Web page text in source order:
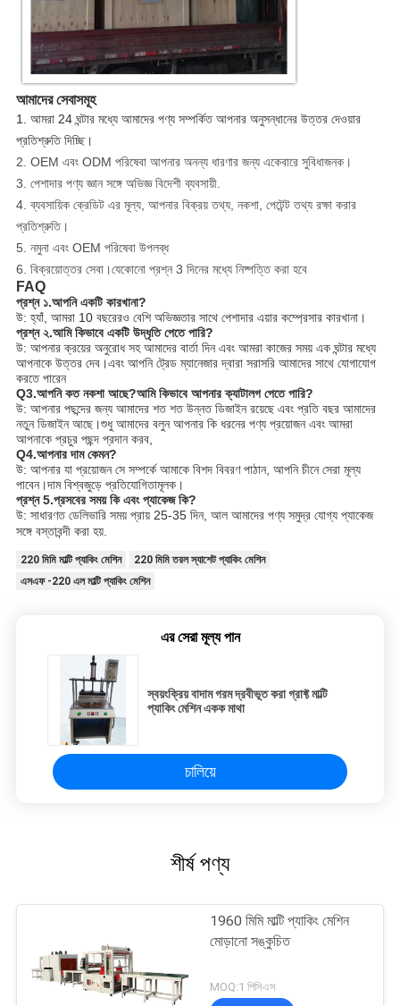
আমাদের সেবাসমূহ
1. আমরা 24 ঘন্টার মধ্যে আমাদের পণ্য সম্পর্কিত আপনার অনুসন্ধানের উত্তর দেওয়ার
প্রতিশ্রুতি দিচ্ছি।
2. OEM এবং ODM পরিষেবা আপনার অনন্য ধারণার জন্য একেবারে সুবিধাজনক।
3. পেশাদার পণ্য জ্ঞান সঙ্গে অভিজ্ঞ বিদেশী ব্যবসায়ী.
4. ব্যবসায়িক ক্রেডিট এর মূল্য, আপনার বিক্রয় তথ্য, নকশা, পেটেন্ট তথ্য রক্ষা করার
প্রতিশ্রুতি।
5. নমুনা এবং OEM পরিষেবা উপলব্ধ
6. বিক্রয়োত্তর সেবা।যেকোনো প্রশ্ন 3 দিনের মধ্যে নিষ্পত্তি করা হবে
FAQ
প্রশ্ন ১.আপনি একটি কারখানা?
উ: হ্যাঁ, আমরা 10 বছরেরও বেশি অভিজ্ঞতার সাথে পেশাদার এয়ার কম্প্রেসার কারখানা।
প্রশ্ন ২.আমি কিভাবে একটি উদ্ধৃতি পেতে পারি?
উ: আপনার ক্রয়ের অনুরোধ সহ আমাদের বার্তা দিন এবং আমরা কাজের সময় এক ঘন্টার মধ্যে
আপনাকে উত্তর দেব।এবং আপনি ট্রেড ম্যানেজার দ্বারা সরাসরি আমাদের সাথে যোগাযোগ
করতে পারেন
Q3.আপনি কত নকশা আছে?আমি কিভাবে আপনার ক্যাটালগ পেতে পারি?
উ: আপনার পছন্দের জন্য আমাদের শত শত উন্নত ডিজাইন রয়েছে এবং প্রতি বছর আমাদের
নতুন ডিজাইন আছে।শুধু আমাদের বলুন আপনার কি ধরনের পণ্য প্রয়োজন এবং আমরা
আপনাকে প্রচুর পছন্দ প্রদান করব,
Q4.আপনার দাম কেমন?
উ: আপনার যা প্রয়োজন সে সম্পর্কে আমাকে বিশদ বিবরণ পাঠান, আপনি চীনে সেরা মূল্য
পাবেন।দাম বিশ্বজুড়ে প্রতিযোগিতামূলক।
প্রশ্ন 5.প্রসবের সময় কি এবং প্যাকেজ কি?
উ: সাধারণত ডেলিভারি সময় প্রায় 25-35 দিন, আল আমাদের পণ্য সমুদ্র যোগ্য প্যাকেজ
সঙ্গে বস্তাবন্দী করা হয়.
220 মিমি মাল্টি প্যাকিং মেশিন
220 মিমি তরল স্যাশেট প্যাকিং মেশিন
এসএফ -220 এল মাল্টি প্যাকিং মেশিন
এর সেরা মূল্য পান
স্বয়ংক্রিয় বাদাম গরম দ্রবীভূত করা গ্রাফ্ট মাল্টি
প্যাকিং মেশিন একক মাথা
চালিয়ে
শীর্ষ পণ্য
1960 মিমি মাল্টি প্যাকিং মেশিন
মোড়ানো সঙ্কুচিত
MOQ:1 পিসিএস